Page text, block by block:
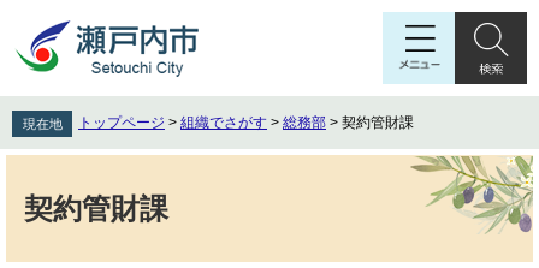
先
頭
を
飛
現在地 トップページ > 組織でさがす > 総務部 > 契約管財課
契約管財課